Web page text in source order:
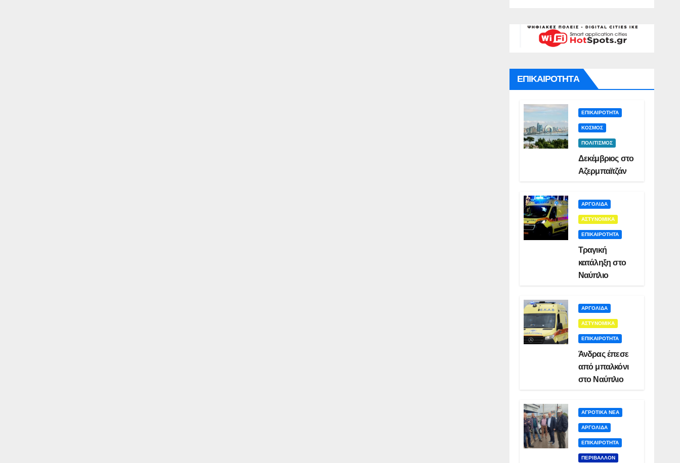
ΕΠΙΚΑΙΡΟΤΗΤΑ
ΕΠΙΚΑΙΡΟΤΗΤΑ
ΚΟΣΜΟΣ
ΠΟΛΙΤΙΣΜΟΣ
Δεκέμβριος στο
Αζερμπαϊτζάν
ΑΡΓΟΛΙΔΑ
ΑΣΤΥΝΟΜΙΚΑ
ΕΠΙΚΑΙΡΟΤΗΤΑ
Τραγική
κατάληξη στο
Ναύπλιο
ΑΡΓΟΛΙΔΑ
ΑΣΤΥΝΟΜΙΚΑ
ΕΠΙΚΑΙΡΟΤΗΤΑ
Άνδρας έπεσε
από μπαλκόνι
στο Ναύπλιο
ΑΓΡΟΤΙΚΑ ΝΕΑ
ΑΡΓΟΛΙΔΑ
ΕΠΙΚΑΙΡΟΤΗΤΑ
ΠΕΡΙΒΑΛΛΟΝ